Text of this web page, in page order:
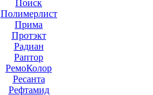
Поиск
Полимерлист
Прима
Протэкт
Радиан
Раптор
РемоКолор
Ресанта
Рефтамид